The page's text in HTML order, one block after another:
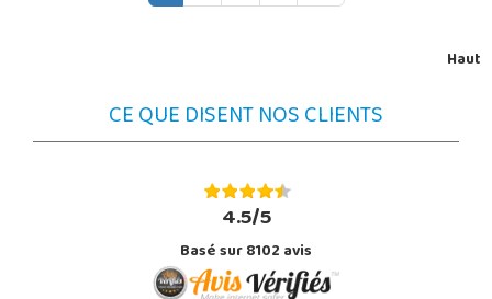
Haut
CE QUE DISENT NOS CLIENTS
4.5/5
Basé sur 8102 avis